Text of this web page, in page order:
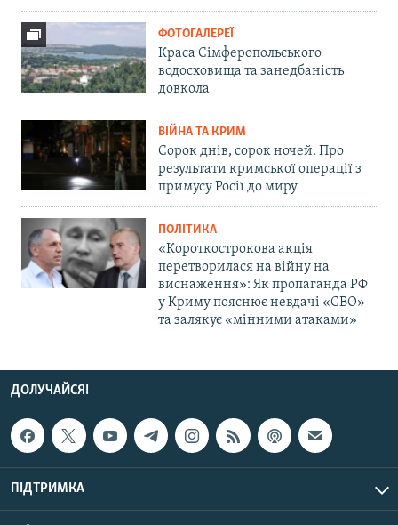
ФОТОГАЛЕРЕЇ
Краса Сімферопольського
водосховища та занедбаність
довкола
ВІЙНА ТА КРИМ
Сорок днів, сорок ночей. Про
результати кримської операції з
примусу Росії до миру
ПОЛІТИКА
«Короткострокова акція
перетворилася на війну на
виснаження»: Як пропаганда РФ
у Криму пояснює невдачі «СВО»
та залякує «мінними атаками»
ДОЛУЧАЙСЯ!
ПІДТРИМКА